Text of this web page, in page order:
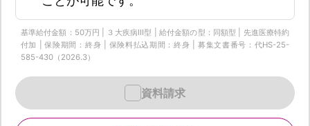
基準給付金額：50万円 | ３大疾病Ⅲ型 | 給付金額の型：同額型 | 先進医療特約
付加 | 保険期間：終身 | 保険料払込期間：終身 | 募集文書番号：代HS-25-
585-430（2026.3）
資料請求